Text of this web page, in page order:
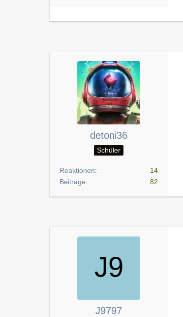
detoni36
Schüler
Reaktionen
14
Beiträge
82
J9797